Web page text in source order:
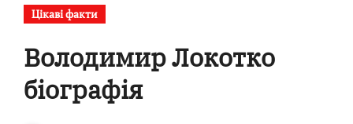
Цікаві факти
Володимир Локотко
біографія